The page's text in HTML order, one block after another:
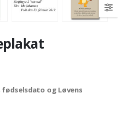
og Løvens